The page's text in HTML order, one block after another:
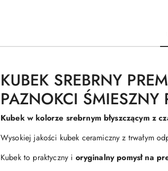
KUBEK SREBRNY
PAZNOKCI ŚMIESZNY
Kubek w kolorze srebrnym błyszczącym z
Wysokiej jakości kubek ceramiczny z trwałym
Kubek to praktyczny i oryginalny pomysł na